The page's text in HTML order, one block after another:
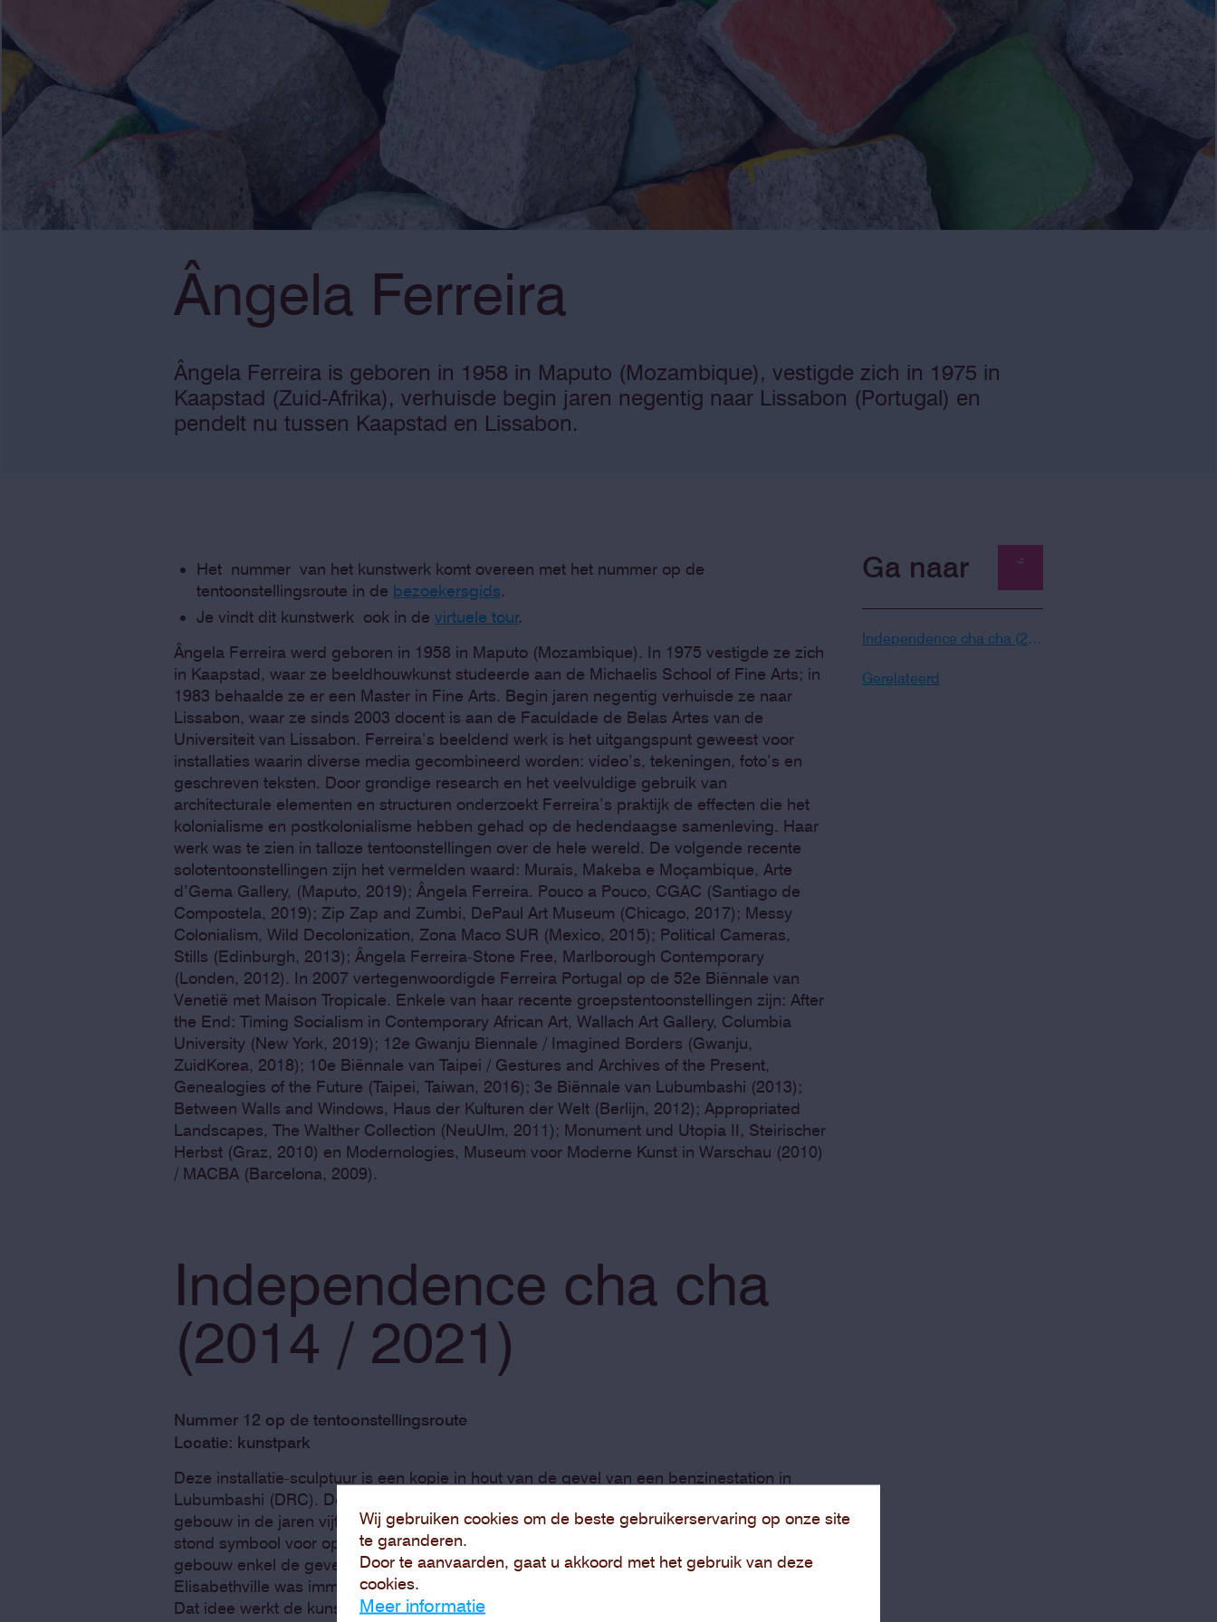
Wij gebruiken cookies om de beste gebruikerservaring op onze site
te garanderen.
Door te aanvaarden, gaat u akkoord met het gebruik van deze
cookies.
Meer informatie
Ângela Ferreira
Ângela Ferreira is geboren in 1958 in Maputo (Mozambique), vestigde zich in 1975 in
Kaapstad (Zuid-Afrika), verhuisde begin jaren negentig naar Lissabon (Portugal) en
pendelt nu tussen Kaapstad en Lissabon.
Het nummer van het kunstwerk komt overeen met het nummer op de
tentoonstellingsroute in de bezoekersgids.
Je vindt dit kunstwerk ook in de virtuele tour.
Ângela Ferreira werd geboren in 1958 in Maputo (Mozambique). In 1975 vestigde ze zich
in Kaapstad, waar ze beeldhouwkunst studeerde aan de Michaelis School of Fine Arts; in
1983 behaalde ze er een Master in Fine Arts. Begin jaren negentig verhuisde ze naar
Lissabon, waar ze sinds 2003 docent is aan de Faculdade de Belas Artes van de
Universiteit van Lissabon. Ferreira’s beeldend werk is het uitgangspunt geweest voor
installaties waarin diverse media gecombineerd worden: video’s, tekeningen, foto’s en
geschreven teksten. Door grondige research en het veelvuldige gebruik van
architecturale elementen en structuren onderzoekt Ferreira’s praktijk de effecten die het
kolonialisme en postkolonialisme hebben gehad op de hedendaagse samenleving. Haar
werk was te zien in talloze tentoonstellingen over de hele wereld. De volgende recente
solotentoonstellingen zijn het vermelden waard: Murais, Makeba e Moçambique, Arte
d’Gema Gallery, (Maputo, 2019); Ângela Ferreira. Pouco a Pouco, CGAC (Santiago de
Compostela, 2019); Zip Zap and Zumbi, DePaul Art Museum (Chicago, 2017); Messy
Colonialism, Wild Decolonization, Zona Maco SUR (Mexico, 2015); Political Cameras,
Stills (Edinburgh, 2013); Ângela Ferreira-Stone Free, Marlborough Contemporary
(Londen, 2012). In 2007 vertegenwoordigde Ferreira Portugal op de 52e Biënnale van
Venetië met Maison Tropicale. Enkele van haar recente groepstentoonstellingen zijn: After
the End: Timing Socialism in Contemporary African Art, Wallach Art Gallery, Columbia
University (New York, 2019); 12e Gwanju Biennale / Imagined Borders (Gwanju,
ZuidKorea, 2018); 10e Biënnale van Taipei / Gestures and Archives of the Present,
Genealogies of the Future (Taipei, Taiwan, 2016); 3e Biënnale van Lubumbashi (2013);
Between Walls and Windows, Haus der Kulturen der Welt (Berlijn, 2012); Appropriated
Landscapes, The Walther Collection (NeuUlm, 2011); Monument und Utopia II, Steirischer
Herbst (Graz, 2010) en Modernologies, Museum voor Moderne Kunst in Warschau (2010)
/ MACBA (Barcelona, 2009).
Independence cha cha
(2014 / 2021)
Nummer 12 op de tentoonstellingsroute
Locatie: kunstpark
Deze installatie-sculptuur is een kopie in hout van de gevel van een benzinestation in
Lubumbashi (DRC). De Belgische architect Claude Strebelle ontwierp dit modernistische
gebouw in de jaren vijftig, voor wat toen nog Elisabethville was. Het moderne lijnenspel
stond symbool voor optimisme en een zogenaamd progressief kolonialisme. Door van het
gebouw enkel de gevel te tonen, maakt Ferreira zichtbaar dat dit loze beloftes waren.
Elisabethville was immers een gesegregeerde stad, voorbehouden voor witte mensen.
Dat idee werkt de kunstenaar verder uit in de video’s. In de ene video zingen twee
Ga naar
Independence cha cha (2014 / 2021)
Gerelateerd